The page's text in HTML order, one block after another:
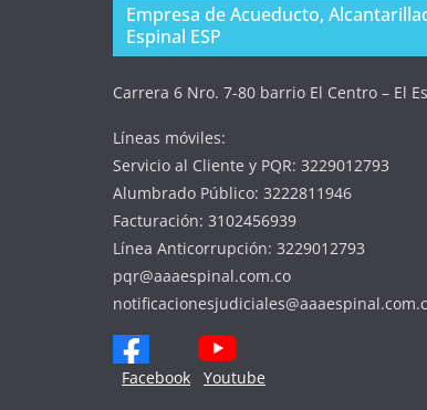
Empresa de Acueducto,
Espinal ESP
Carrera 6 Nro. 7-80 barrio El Centro – El
Líneas móviles:
Servicio al Cliente y PQR: 3229012793
Alumbrado Público: 3222811946
Facturación: 3102456939
Línea Anticorrupción: 3229012793
pqr@aaaespinal.com.co
Facebook Youtube